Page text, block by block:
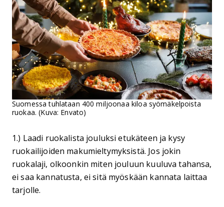
Suomessa tuhlataan 400 miljoonaa kiloa syömäkelpoista
ruokaa. (Kuva: Envato)
1.) Laadi ruokalista jouluksi etukäteen ja kysy
ruokailijoiden makumieltymyksistä. Jos jokin
ruokalaji, olkoonkin miten jouluun kuuluva tahansa,
ei saa kannatusta, ei sitä myöskään kannata laittaa
tarjolle.